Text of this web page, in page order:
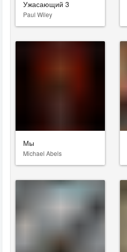
Ужасающий 3
Paul Wiley
Мы
Michael Abels